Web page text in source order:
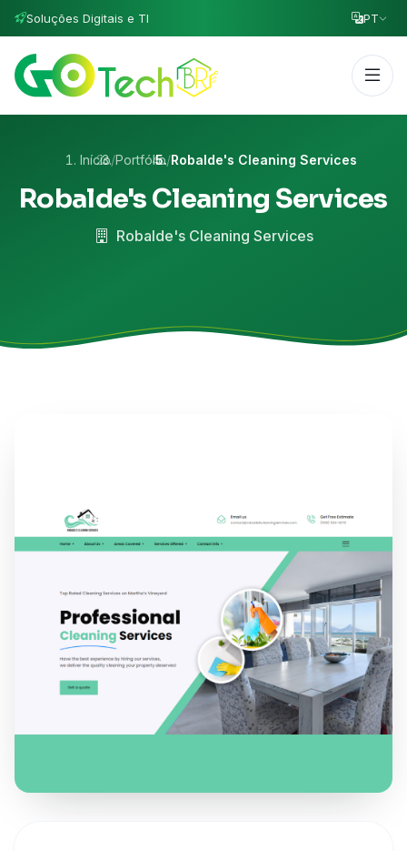
Soluções Digitais e TI PT
Início/Portfólio/Robalde's Cleaning Services
Robalde's Cleaning Services
Robalde's Cleaning Services